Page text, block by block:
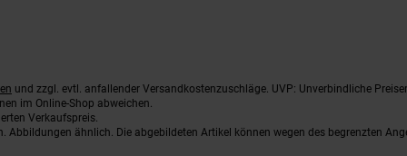
und zzgl. evtl. anfallender Versandkostenzuschläge. UVP: Unverbindliche
im Online-Shop abweichen.
Verkaufspreis.
ähnlich. Die abgebildeten Artikel können wegen des begrenzten